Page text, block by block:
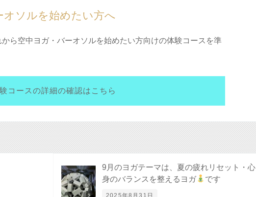
ソルを始めたい方へ
ら空中ヨガ・バーオソルを始めたい方向けの体験コースを準
コースの詳細の確認はこちら
9月のヨガテーマは、夏の疲れリセット・心
身のバランスを整えるヨガ
です
2025年8月31日